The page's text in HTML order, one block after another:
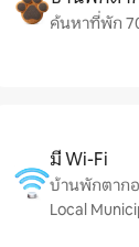
ค้นหาที่พัก
มี Wi-Fi
บ้านพักตากอ
Local